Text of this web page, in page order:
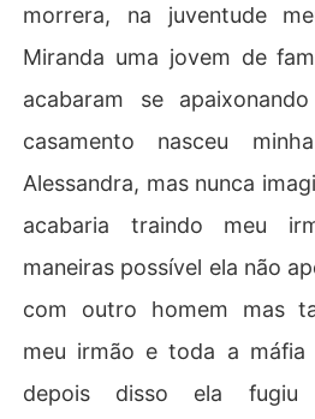
morrera, na juventude
Miranda uma jovem de
acabaram se
casamento nasceu
Alessandra, mas nunca
acabaria traindo meu
maneiras possível ela não
com outro homem mas
meu irmão e toda a máfia
depois disso ela